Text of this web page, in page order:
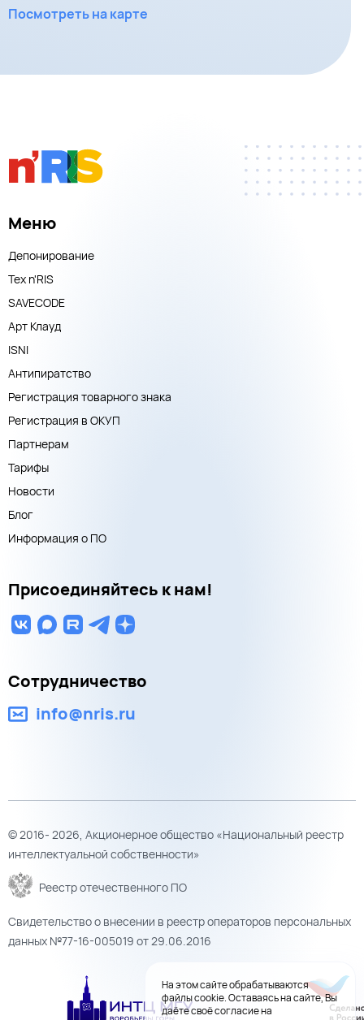
Посмотреть на карте
Меню
Депонирование
Тех n'RIS
SAVECODE
Арт Клауд
ISNI
Антипиратство
Регистрация товарного знака
Регистрация в ОКУП
Партнерам
Тарифы
Новости
Блог
Информация о ПО
Присоединяйтесь к нам!
Сотрудничество
info@nris.ru
© 2016- 2026, Акционерное общество «Национальный реестр
интеллектуальной собственности»
Реестр отечественного ПО
Свидетельство о внесении в реестр операторов персональных
данных №77-16-005019 от 29.06.2016
На этом сайте обрабатываются
файлы cookie. Оставаясь на сайте, Вы
даёте своё согласие на